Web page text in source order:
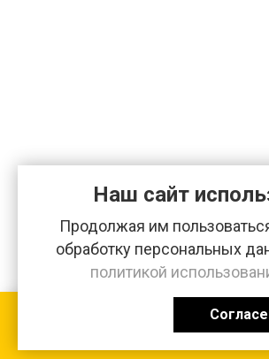
Наш сайт
Продолжая им
обработку персональных
политикой